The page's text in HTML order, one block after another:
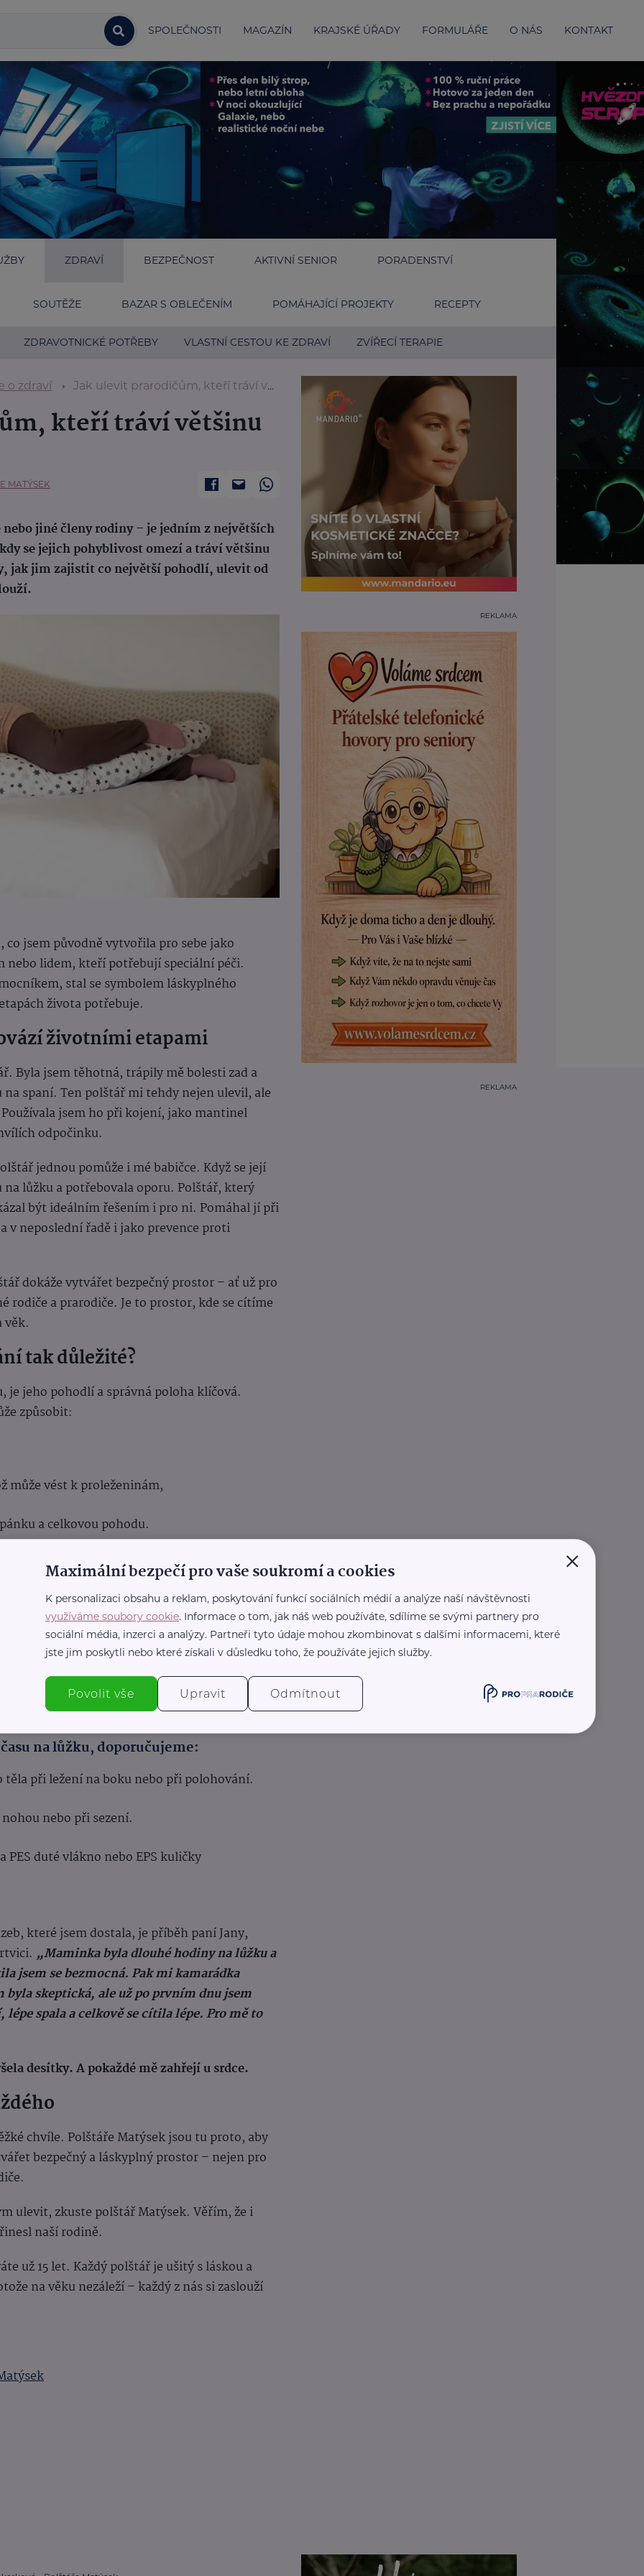
SPOLEČNOSTI MAGAZÍN KRAJSKÉ ÚŘADY FORMULÁŘE O NÁS KONTAKT
ZDRAVÍ BEZPEČNOST AKTIVNÍ SENIOR PORADENSTVÍ
SOUTĚŽE BAZAR S OBLEČENÍM POMÁHAJÍCÍ PROJEKTY RECEPTY
ZDRAVOTNICKÉ POTŘEBY VLASTNÍ CESTOU KE ZDRAVÍ ZVÍŘECÍ TERAPIE
o zdraví Jak ulevit prarodičům, kteří tráví většinu času na lůžku?
kteří tráví většinu
MATÝSEK
jiné členy rodiny – je jedním z největších
se jejich pohyblivost omezí a tráví většinu
jak jim zajistit co největší pohodlí, ulevit od
jsem původně vytvořila pro sebe jako
nebo lidem, kteří potřebují speciální péči.
stal se symbolem láskyplného
života potřebuje.
životními etapami
Byla jsem těhotná, trápily mě bolesti zad a
spaní. Ten polštář mi tehdy nejen ulevil, ale
jsem ho při kojení, jako mantinel
odpočinku.
jednou pomůže i mé babičce. Když se její
lůžku a potřebovala oporu. Polštář, který
být ideálním řešením i pro ni. Pomáhal jí při
v neposlední řadě i jako prevence proti
dokáže vytvářet bezpečný prostor – ať už pro
rodiče a prarodiče. Je to prostor, kde se cítíme
věk.
tak důležité?
je jeho pohodlí a správná poloha klíčová.
způsobit:
může vést k proleženinám,
a celkovou pohodu.
předejít. Díky ergonomickému tvaru a
zakřivení těla, rovnoměrně rozkládá váhu a
každou etapu života
aby pomáhaly v různých životních situacích. Od
po seniory – každý si v nich najde svého
na lůžku, doporučujeme:
při ležení na boku nebo při polohování.
nebo při sezení.
duté vlákno nebo EPS kuličky
které jsem dostala, je příběh paní Jany,
„Maminka byla dlouhé hodiny na lůžku a
jsem se bezmocná. Pak mi kamarádka
skeptická, ale už po prvním dnu jsem
spala a celkově se cítila lépe. Pro mě to
desítky. A pokaždé mě zahřejí u srdce.
chvíle. Polštáře Matýsek jsou tu proto, aby
bezpečný a láskyplný prostor – nejen pro
ulevit, zkuste polštář Matýsek. Věřím, že i
naší rodině.
už 15 let. Každý polštář je ušitý s láskou a
na věku nezáleží – každý z nás si zaslouží
REKLAMA
REKLAMA
×
Maximální bezpečí pro vaše soukromí a cookies
K personalizaci obsahu a reklam, poskytování funkcí sociálních médií a analýze naší návštěvnosti
využíváme soubory cookie. Informace o tom, jak náš web používáte, sdílíme se svými partnery pro
sociální média, inzerci a analýzy. Partneři tyto údaje mohou zkombinovat s dalšími informacemi, které
jste jim poskytli nebo které získali v důsledku toho, že používáte jejich služby.
Povolit vše Upravit Odmítnout